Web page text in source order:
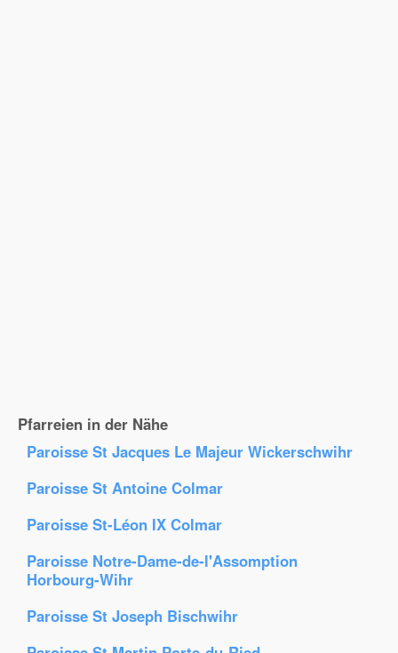
Pfarreien in der Nähe
Paroisse St Jacques Le Majeur Wickerschwihr
Paroisse St Antoine Colmar
Paroisse St-Léon IX Colmar
Paroisse Notre-Dame-de-l'Assomption
Horbourg-Wihr
Paroisse St Joseph Bischwihr